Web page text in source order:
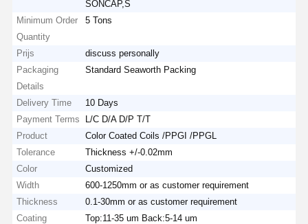
SONCAP,S
Minimum Order
Quantity
5 Tons
Prijs
discuss personally
Packaging
Details
Standard Seaworth Packing
Delivery Time
10 Days
Payment Terms
L/C D/A D/P T/T
Product
Color Coated Coils /PPGI /PPGL
Tolerance
Thickness +/-0.02mm
Color
Customized
Width
600-1250mm or as customer requirement
Thickness
0.1-30mm or as customer requirement
Coating
Top:11-35 um Back:5-14 um